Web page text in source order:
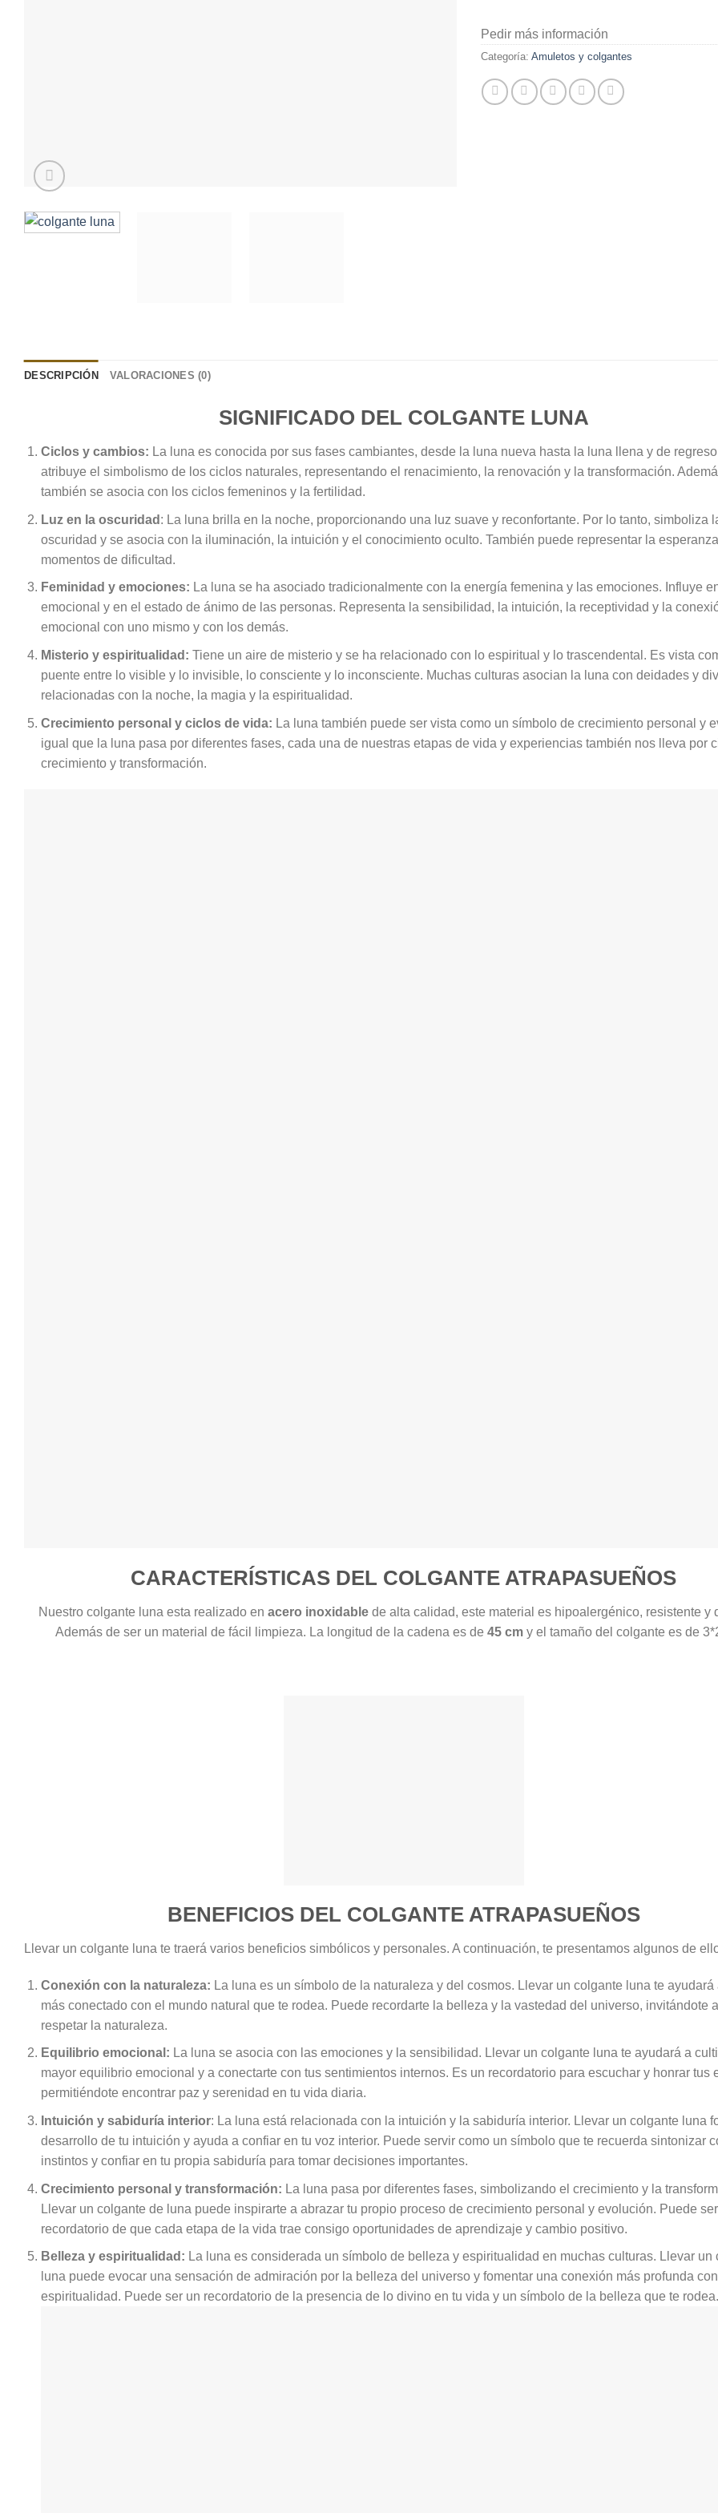
Pedir más información
Categoría: Amuletos y colgantes
DESCRIPCIÓN VALORACIONES (0)
SIGNIFICADO DEL COLGANTE LUNA
Ciclos y cambios: La luna es conocida por sus fases cambiantes, desde la luna nueva hasta la luna llena y de
atribuye el simbolismo de los ciclos naturales, representando el renacimiento, la renovación y la transformación.
también se asocia con los ciclos femeninos y la fertilidad.
Luz en la oscuridad : La luna brilla en la noche, proporcionando una luz suave y reconfortante. Por lo tanto, simboliza
oscuridad y se asocia con la iluminación, la intuición y el conocimiento oculto. También puede representar la
momentos de dificultad.
Feminidad y emociones: La luna se ha asociado tradicionalmente con la energía femenina y las emociones. Influye
emocional y en el estado de ánimo de las personas. Representa la sensibilidad, la intuición, la receptividad y la
emocional con uno mismo y con los demás.
Misterio y espiritualidad: Tiene un aire de misterio y se ha relacionado con lo espiritual y lo trascendental. Es vista
puente entre lo visible y lo invisible, lo consciente y lo inconsciente. Muchas culturas asocian la luna con deidades y
relacionadas con la noche, la magia y la espiritualidad.
Crecimiento personal y ciclos de vida: La luna también puede ser vista como un símbolo de crecimiento personal y
igual que la luna pasa por diferentes fases, cada una de nuestras etapas de vida y experiencias también nos lleva por
crecimiento y transformación.
CARACTERÍSTICAS DEL COLGANTE ATRAPASUEÑOS
Nuestro colgante luna esta realizado en acero inoxidable de alta calidad, este material es hipoalergénico, resistente y
Además de ser un material de fácil limpieza. La longitud de la cadena es de 45 cmy el tamaño del colgante es de
BENEFICIOS DEL COLGANTE ATRAPASUEÑOS
Llevar un colgante luna te traerá varios beneficios simbólicos y personales. A continuación, te presentamos algunos de
Conexión con la naturaleza: La luna es un símbolo de la naturaleza y del cosmos. Llevar un colgante luna te ayudará
más conectado con el mundo natural que te rodea. Puede recordarte la belleza y la vastedad del universo, invitándote
respetar la naturaleza.
Equilibrio emocional: La luna se asocia con las emociones y la sensibilidad. Llevar un colgante luna te ayudará a
mayor equilibrio emocional y a conectarte con tus sentimientos internos. Es un recordatorio para escuchar y honrar tus
permitiéndote encontrar paz y serenidad en tu vida diaria.
Intuición y sabiduría interior: La luna está relacionada con la intuición y la sabiduría interior. Llevar un colgante luna
desarrollo de tu intuición y ayuda a confiar en tu voz interior. Puede servir como un símbolo que te recuerda sintonizar
instintos y confiar en tu propia sabiduría para tomar decisiones importantes.
Crecimiento personal y transformación: La luna pasa por diferentes fases, simbolizando el crecimiento y la
Llevar un colgante de luna puede inspirarte a abrazar tu propio proceso de crecimiento personal y evolución. Puede
recordatorio de que cada etapa de la vida trae consigo oportunidades de aprendizaje y cambio positivo.
Belleza y espiritualidad: La luna es considerada un símbolo de belleza y espiritualidad en muchas culturas. Llevar un
luna puede evocar una sensación de admiración por la belleza del universo y fomentar una conexión más profunda
espiritualidad. Puede ser un recordatorio de la presencia de lo divino en tu vida y un símbolo de la belleza que te rodea.